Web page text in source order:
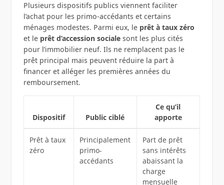
Plusieurs dispositifs publics viennent faciliter
l’achat pour les primo-accédants et certains
ménages modestes. Parmi eux, le prêt à taux zéro
et le prêt d’accession socialesont les plus cités
pour l’immobilier neuf. Ils ne remplacent pas le
prêt principal mais peuvent réduire la part à
financer et alléger les premières années du
remboursement.
Dispositif Public ciblé
Ce qu’il
apporte
Prêt à taux
zéro
Principalement
primo-
accédants
Part de prêt
sans intérêts
abaissant la
charge
mensuelle